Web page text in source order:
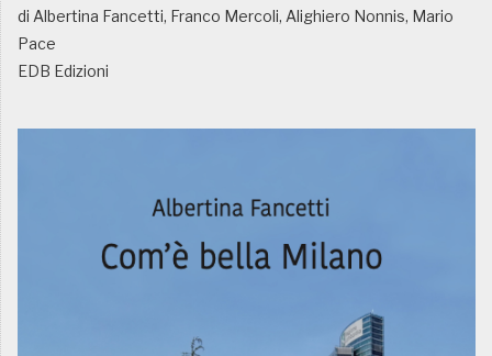
di Albertina Fancetti, Franco Mercoli, Alighiero Nonnis, Mario
Pace
EDB Edizioni